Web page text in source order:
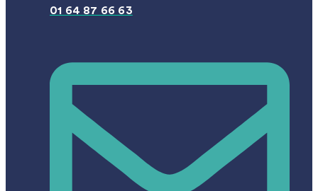
01 64 87 66 63